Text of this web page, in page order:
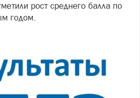
рост среднего балла по
годом.